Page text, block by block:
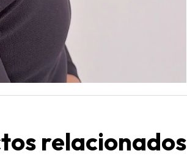
relacionados